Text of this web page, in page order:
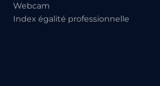
Webcam
Index égalité professionnelle